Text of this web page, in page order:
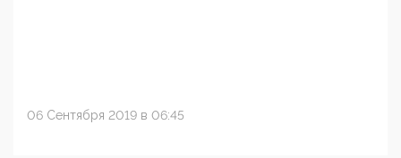
06 Сентября 2019 в 06:45